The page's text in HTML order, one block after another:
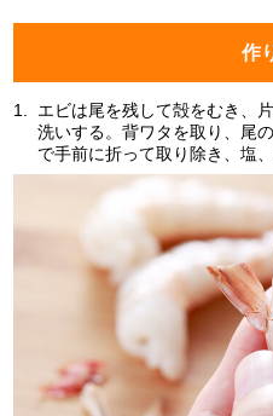
作
1.
エビは尾を残して殻をむき、
洗いする。背ワタを取り、尾
で手前に折って取り除き、塩